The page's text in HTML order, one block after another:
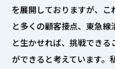
を展開しておりますが、
と多くの顧客接点、東急
と生かせれば、挑戦でき
ができると考えています。